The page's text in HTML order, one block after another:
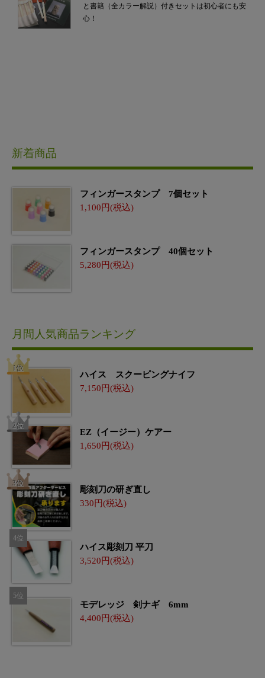
と書籍（全カラー解説）付きセットは初心者にも安
心！
新着商品
フィンガースタンプ 7個セット
1,100
フィンガースタンプ 40個セット
5,280
月間人気商品ランキング
ハイス スクーピングナイフ
7,150
EZ（イージー）ケアー
1,650
彫刻刀の研ぎ直し
330
ハイス彫刻刀 平刀
3,520
モデレッジ 剣ナギ 6mm
4,400